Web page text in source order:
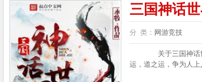
三国神话
分 类： 网游竞技
关于三国神话世
运，道之运，争为人